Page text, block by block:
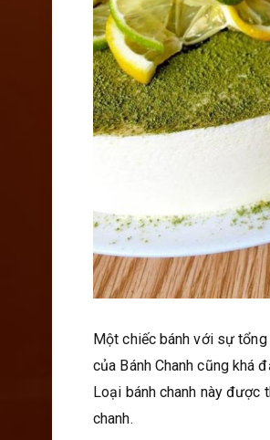
Một chiếc bánh với sự
của Bánh Chanh cũng khá
Loại bánh chanh này
chanh.